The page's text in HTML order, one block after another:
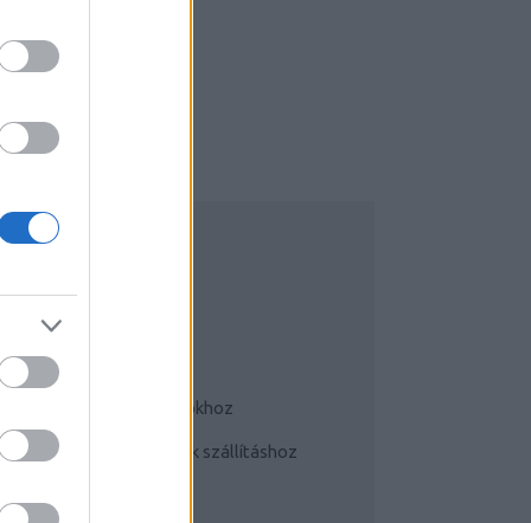
tippek
Kerékpárok a mindennapokhoz
cargo bringák szállításhoz